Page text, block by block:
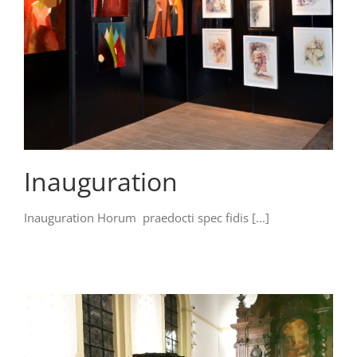
Inauguration
Inauguration Horum praedocti spec fidis [...]